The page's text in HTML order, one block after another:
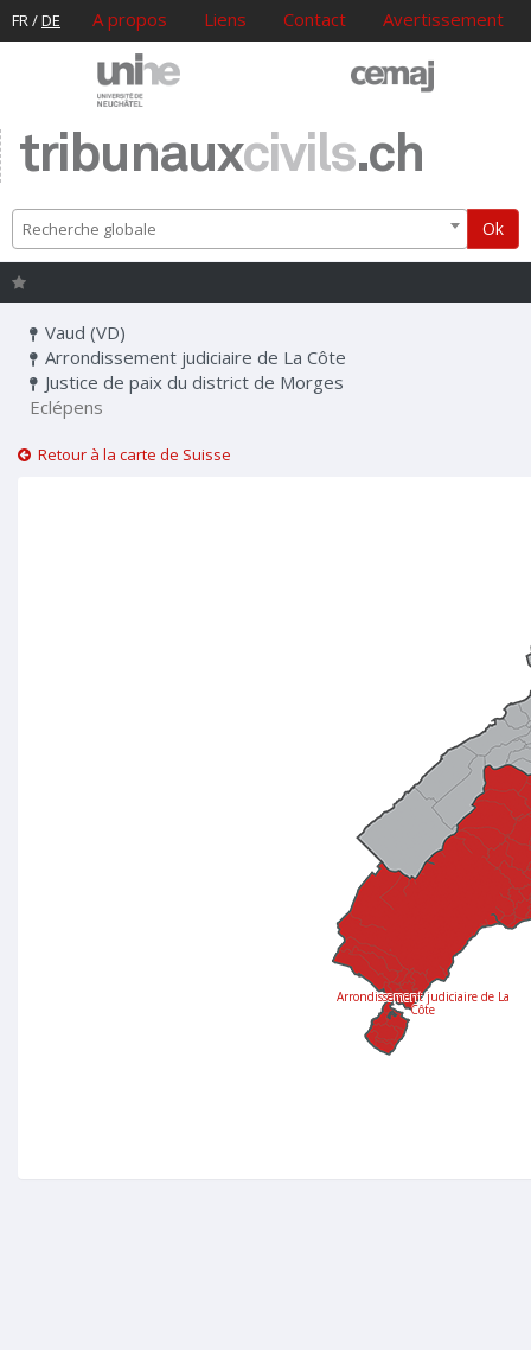
FR/DE A propos Liens Contact Avertissement
tribunauxcivils.ch
Recherche globale Ok
Vaud (VD)
Arrondissement judiciaire de La Côte
Justice de paix du district de Morges
Eclépens
Retour à la carte de Suisse
Arrondissement judiciaire de La
Côte